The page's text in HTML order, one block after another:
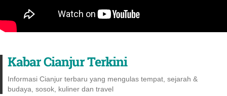
Kabar Cianjur Terkini
Informasi Cianjur terbaru yang mengulas tempat, sejarah &
budaya, sosok, kuliner dan travel